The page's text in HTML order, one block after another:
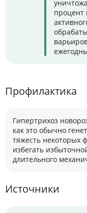
процент
Профилактика
Гипертрихоз
как это обычно
тяжесть некоторых
избегать
длительного
Источники